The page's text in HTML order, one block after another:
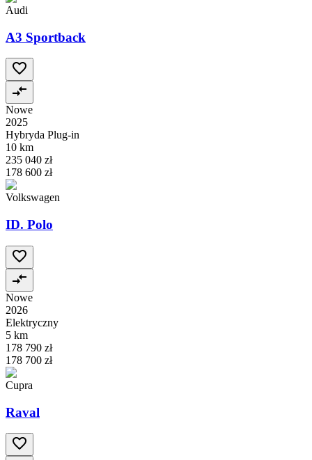
Audi
A3 Sportback
Nowe
2025
Hybryda Plug-in
10 km
235 040 zł
178 600 zł
Volkswagen
ID. Polo
Nowe
2026
Elektryczny
5 km
178 790 zł
178 700 zł
Cupra
Raval